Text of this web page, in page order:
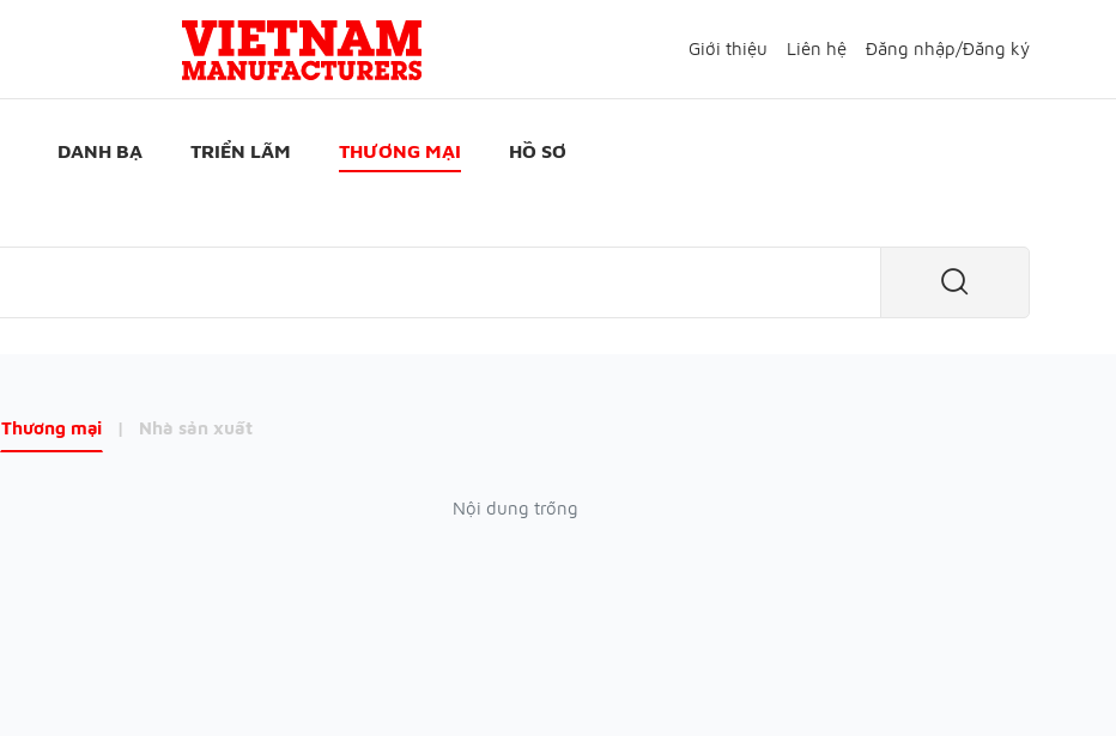
Giới thiệu Liên hệ Đăng nhập/Đăng ký
DANH BẠ TRIỂN LÃM THƯƠNG MẠI HỒ SƠ
Thương mại | Nhà sản xuất
Nội dung trống